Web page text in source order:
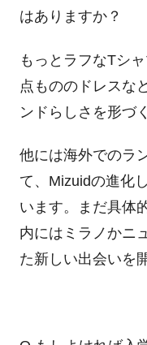
はありますか？
もっとラフなTシ
点もののドレスな
ンドらしさを形づ
他には海外でのラ
て、Mizuidの進化
います。まだ具体
内にはミラノかニ
た新しい出会いを